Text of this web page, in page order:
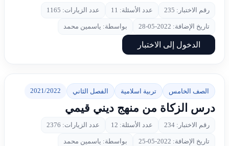
رقم الاختبار: 235 عدد الأسئلة: 11 عدد الزيارات: 1165
تاريخ الإضافة: 2022-05-28 بواسطة: ياسمين محمد
الدخول إلى الاختبار
الصف الخامس تربية اسلامية الفصل الثاني 2021/2022
درس الزكاة من منهج ديني قيمي
رقم الاختبار: 234 عدد الأسئلة: 12 عدد الزيارات: 2376
تاريخ الإضافة: 2022-05-25 بواسطة: ياسمين محمد